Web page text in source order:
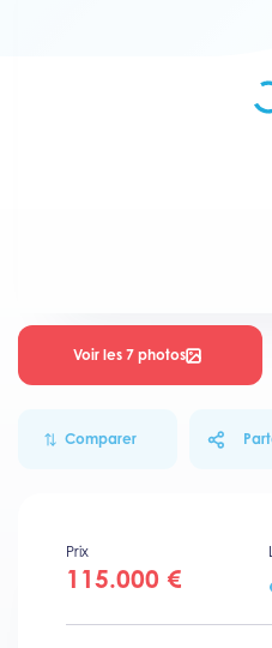
Voir les 7 photos
Comparer
Prix
115.000 €